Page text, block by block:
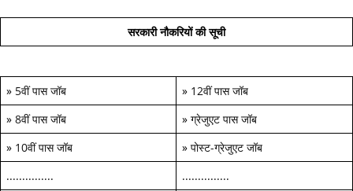
सरकारी नौकरियों की सूची
» 5वीं पास जॉब » 12वीं पास जॉब
» 8वीं पास जॉब » ग्रेजुएट पास जॉब
» 10वीं पास जॉब » पोस्ट-ग्रेजुएट जॉब
...............
...............